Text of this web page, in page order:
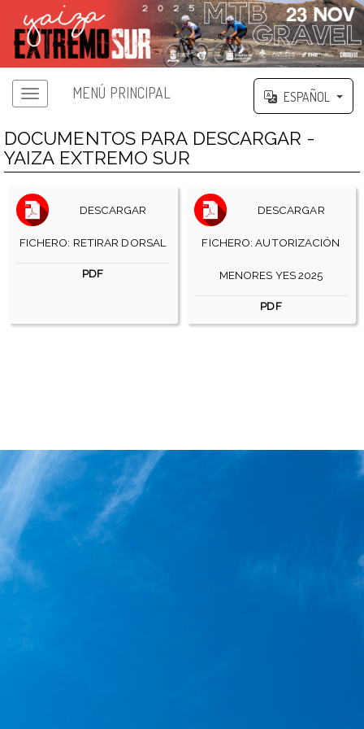
MENÚ PRINCIPAL ESPAÑOL
DOCUMENTOS PARA DESCARGAR -
YAIZA EXTREMO SUR
DESCARGAR
FICHERO: RETIRAR DORSAL
PDF
DESCARGAR
FICHERO: AUTORIZACIÓN
MENORES YES 2025
PDF